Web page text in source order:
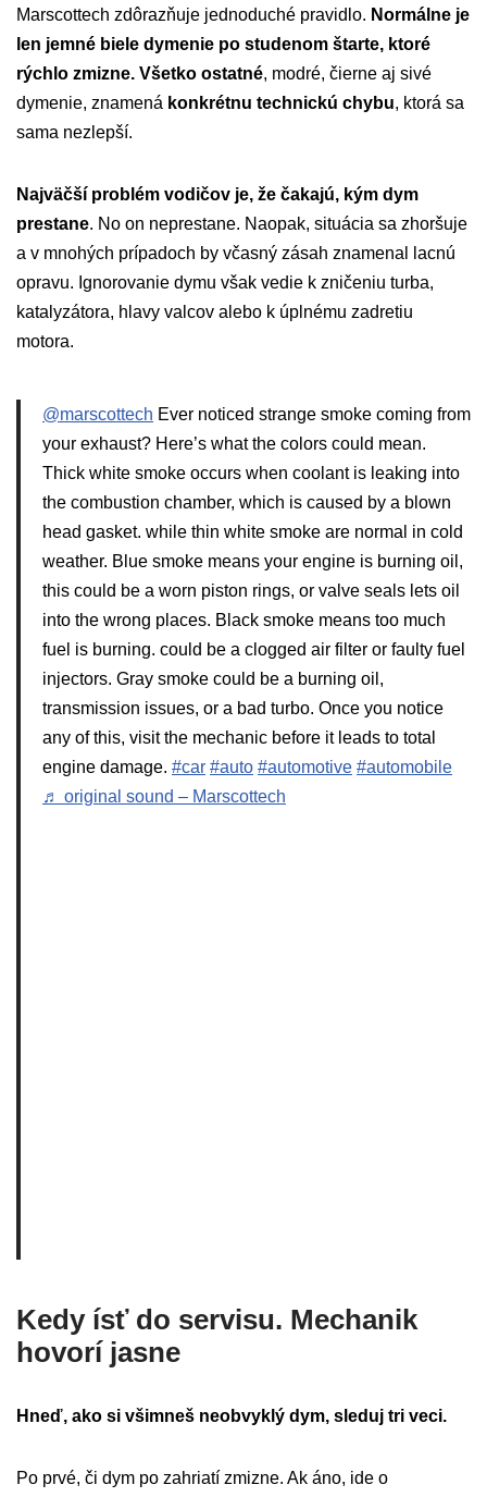
Marscottech zdôrazňuje jednoduché pravidlo. Normálne je
len jemné biele dymenie po studenom štarte, ktoré
rýchlo zmizne. Všetko ostatné, modré, čierne aj sivé
dymenie, znamená konkrétnu technickú chybu, ktorá sa
sama nezlepší.
Najväčší problém vodičov je, že čakajú, kým dym
prestane. No on neprestane. Naopak, situácia sa zhoršuje
a v mnohých prípadoch by včasný zásah znamenal lacnú
opravu. Ignorovanie dymu však vedie k zničeniu turba,
katalyzátora, hlavy valcov alebo k úplnému zadretiu
motora.
@marscottech Ever noticed strange smoke coming from
your exhaust? Here’s what the colors could mean.
Thick white smoke occurs when coolant is leaking into
the combustion chamber, which is caused by a blown
head gasket. while thin white smoke are normal in cold
weather. Blue smoke means your engine is burning oil,
this could be a worn piston rings, or valve seals lets oil
into the wrong places. Black smoke means too much
fuel is burning. could be a clogged air filter or faulty fuel
injectors. Gray smoke could be a burning oil,
transmission issues, or a bad turbo. Once you notice
any of this, visit the mechanic before it leads to total
engine damage. #car #auto #automotive #automobile
♬ original sound – Marscottech
Kedy ísť do servisu. Mechanik
hovorí jasne
Hneď, ako si všimneš neobvyklý dym, sleduj tri veci.
Po prvé, či dym po zahriatí zmizne. Ak áno, ide o